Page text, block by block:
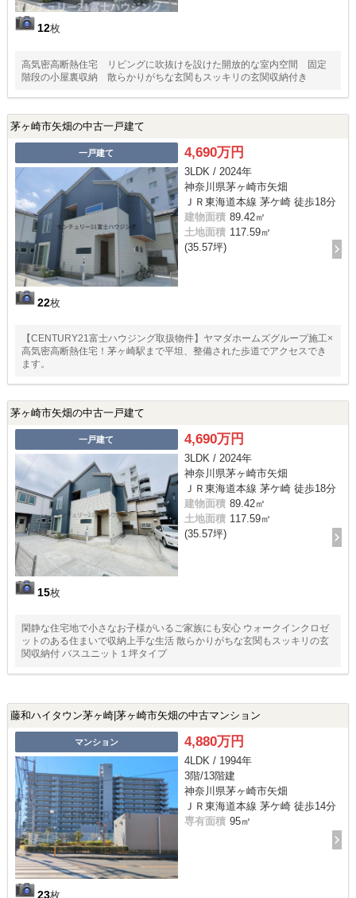
12枚
高気密高断熱住宅 リビングに吹抜けを設けた開放的な室内空間 固定
階段の小屋裏収納 散らかりがちな玄関もスッキリの玄関収納付き
茅ヶ崎市矢畑の中古一戸建て
一戸建て
22枚
4,690万円
3LDK / 2024年
神奈川県茅ヶ崎市矢畑
ＪＲ東海道本線 茅ケ崎 徒歩18分
建物面積 89.42㎡
土地面積 117.59㎡
(35.57坪)
【CENTURY21富士ハウジング取扱物件】ヤマダホームズグループ施工×
高気密高断熱住宅！茅ヶ崎駅まで平坦、整備された歩道でアクセスでき
ます。
茅ヶ崎市矢畑の中古一戸建て
一戸建て
15枚
4,690万円
3LDK / 2024年
神奈川県茅ヶ崎市矢畑
ＪＲ東海道本線 茅ケ崎 徒歩18分
建物面積 89.42㎡
土地面積 117.59㎡
(35.57坪)
閑静な住宅地で小さなお子様がいるご家族にも安心 ウォークインクロゼ
ットのある住まいで収納上手な生活 散らかりがちな玄関もスッキリの玄
関収納付 バスユニット１坪タイプ
藤和ハイタウン茅ヶ崎|茅ヶ崎市矢畑の中古マンション
マンション
23枚
4,880万円
4LDK / 1994年
3階/13階建
神奈川県茅ヶ崎市矢畑
ＪＲ東海道本線 茅ケ崎 徒歩14分
専有面積 95㎡